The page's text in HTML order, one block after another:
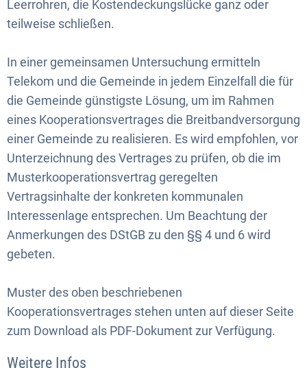
Leerrohren, die Kostendeckungslücke ganz oder
teilweise schließen.
In einer gemeinsamen Untersuchung ermitteln
Telekom und die Gemeinde in jedem Einzelfall die für
die Gemeinde günstigste Lösung, um im Rahmen
eines Kooperationsvertrages die Breitbandversorgung
einer Gemeinde zu realisieren. Es wird empfohlen, vor
Unterzeichnung des Vertrages zu prüfen, ob die im
Musterkooperationsvertrag geregelten
Vertragsinhalte der konkreten kommunalen
Interessenlage entsprechen. Um Beachtung der
Anmerkungen des DStGB zu den §§ 4 und 6 wird
gebeten.
Muster des oben beschriebenen
Kooperationsvertrages stehen unten auf dieser Seite
zum Download als PDF-Dokument zur Verfügung.
Weitere Infos